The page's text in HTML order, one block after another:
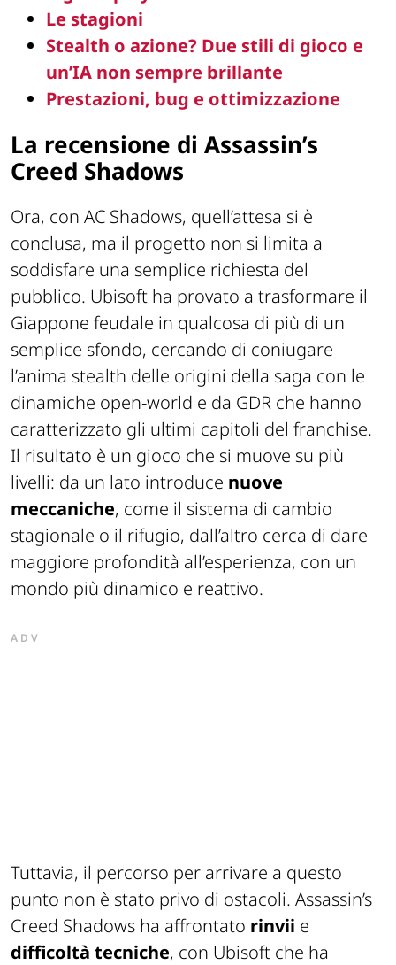
Le stagioni
Stealth o azione? Due stili di gioco e
un’IA non sempre brillante
Prestazioni, bug e ottimizzazione
La recensione di Assassin’s
Creed Shadows
Ora, con AC Shadows, quell’attesa si è
conclusa, ma il progetto non si limita a
soddisfare una semplice richiesta del
pubblico. Ubisoft ha provato a trasformare il
Giappone feudale in qualcosa di più di un
semplice sfondo, cercando di coniugare
l’anima stealth delle origini della saga con le
dinamiche open-world e da GDR che hanno
caratterizzato gli ultimi capitoli del franchise.
Il risultato è un gioco che si muove su più
livelli: da un lato introduce nuove
meccaniche, come il sistema di cambio
stagionale o il rifugio, dall’altro cerca di dare
maggiore profondità all’esperienza, con un
mondo più dinamico e reattivo.
ADV
Tuttavia, il percorso per arrivare a questo
punto non è stato privo di ostacoli. Assassin’s
Creed Shadows ha affrontato rinvii e
difficoltà tecniche, con Ubisoft che ha